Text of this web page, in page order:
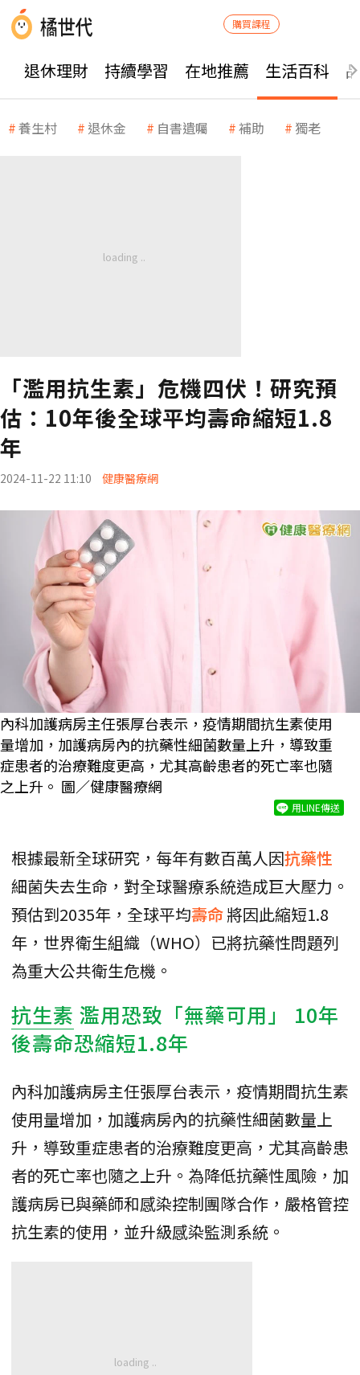
購買課程
退休理財 持續學習 在地推薦 生活百科
養生村 退休金 自書遺囑 補助 獨老
「濫用抗生素」危機四伏！研究預
估：10年後全球平均壽命縮短1.8
年
2024-11-22 11:10 健康醫療網
內科加護病房主任張厚台表示，疫情期間抗生素使用
量增加，加護病房內的抗藥性細菌數量上升，導致重
症患者的治療難度更高，尤其高齡患者的死亡率也隨
之上升。 圖／健康醫療網
用LINE傳送
根據最新全球研究，每年有數百萬人因抗藥性
細菌失去生命，對全球醫療系統造成巨大壓力。
預估到2035年，全球平均壽命將因此縮短1.8
年，世界衛生組織（WHO）已將抗藥性問題列
為重大公共衛生危機。
抗生素 濫用恐致「無藥可用」 10年
後壽命恐縮短1.8年
內科加護病房主任張厚台表示，疫情期間抗生素
使用量增加，加護病房內的抗藥性細菌數量上
升，導致重症患者的治療難度更高，尤其高齡患
者的死亡率也隨之上升。為降低抗藥性風險，加
護病房已與藥師和感染控制團隊合作，嚴格管控
抗生素的使用，並升級感染監測系統。